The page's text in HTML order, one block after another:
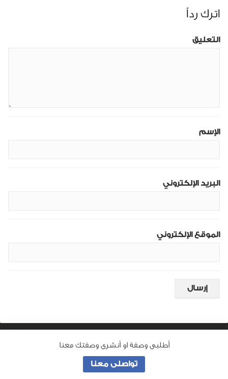
أطلبى وصفة او أنشرى وصفتك معنا
تواصلى معنا
اترك رداً
التعليق
الإسم
البريد الإلكتروني
الموقع الإلكتروني
من نحن
جميع الحقوق محفوظة لـوصفة ماما